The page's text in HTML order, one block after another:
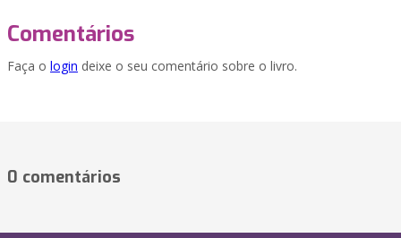
Comentários
Faça o login deixe o seu comentário sobre o livro.
0 comentários